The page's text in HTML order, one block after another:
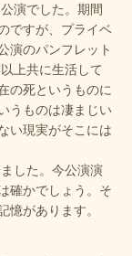
演でした。期間
ですが、プライベ
演のパンフレット
上共に生活して
の死というものに
うものは凄まじい
い現実がそこには
した。今公演演
確かでしょう。そ
憶があります。